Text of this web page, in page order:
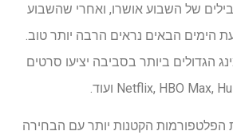
של השבוע אושרו, ואחרי שהשבוע
הימים הבאים נראים הרבה יותר טוב.
הגדולים ביותר בסביבה יציעו סרטים
הפלטפורמות הקטנות יותר עם הבחירה